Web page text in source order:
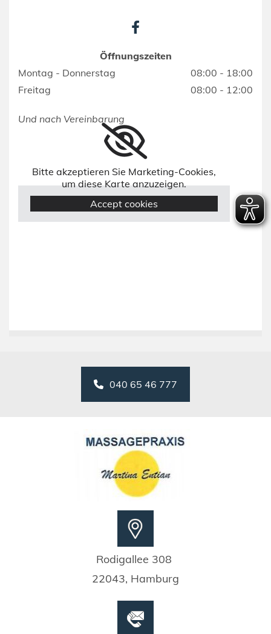
Öffnungszeiten
Montag - Donnerstag
08:00 - 18:00
Freitag
08:00 - 12:00
Und nach Vereinbarung
Bitte akzeptieren Sie Marketing-Cookies,
um diese Karte anzuzeigen.
Accept cookies
040 65 46 777
Rodigallee 308
22043, Hamburg